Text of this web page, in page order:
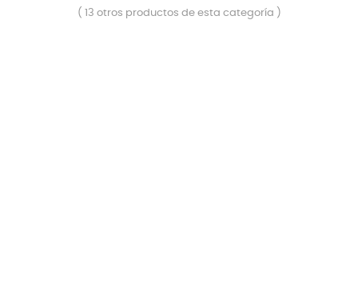
( 13 otros productos de esta categoría )